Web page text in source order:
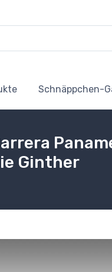
Schnäppchen-
Ginther